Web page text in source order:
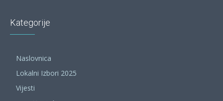
Kategorije
Naslovnica
Lokalni Izbori 2025
Vijesti